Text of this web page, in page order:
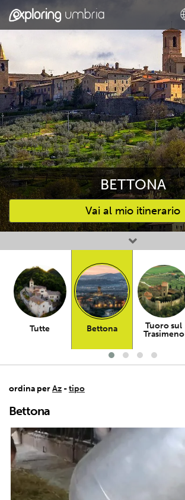
BETTONA
Vai al mio itinerario
Attività preferite
Tutte Bettona
Tuoro sul
Trasimeno
ordina perAz -tipo
Bettona